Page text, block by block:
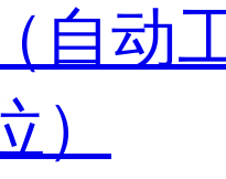
（自动
）